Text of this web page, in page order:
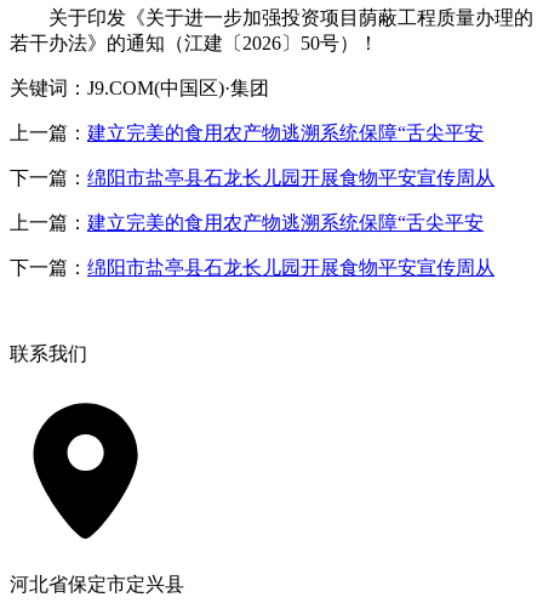
关于印发《关于进一步加强投资项目荫蔽工程质量办理的
若干办法》的通知（江建〔2026〕50号）！
关键词：J9.COM(中国区)·集团
上一篇： 建立完美的食用农产物逃溯系统保障“舌尖平安
下一篇： 绵阳市盐亭县石龙长儿园开展食物平安宣传周从
上一篇： 建立完美的食用农产物逃溯系统保障“舌尖平安
下一篇： 绵阳市盐亭县石龙长儿园开展食物平安宣传周从
联系我们
河北省保定市定兴县